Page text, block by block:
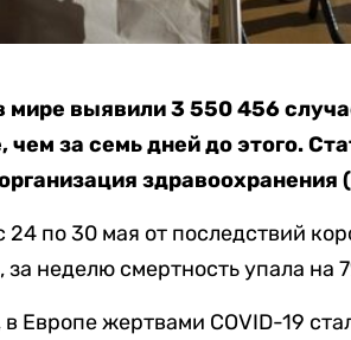
мире выявили 3 550 456
чем за семь дней до этого.
здравоохранения
24 по 30 мая от последствий
за неделю смертность упала на
в Европе жертвами COVID-19